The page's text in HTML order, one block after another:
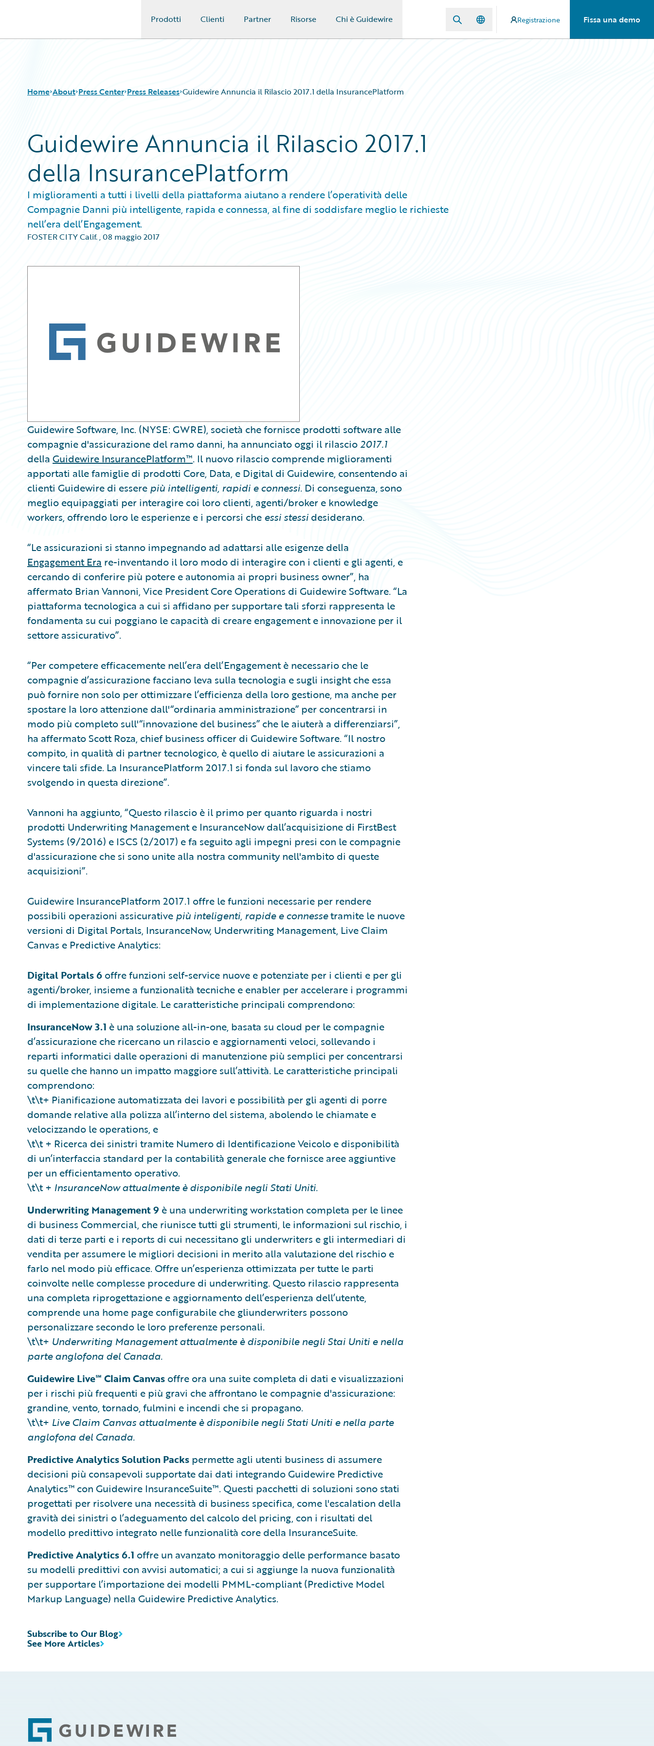
Prodotti Clienti Partner Risorse Chi è Guidewire Registrazione Fissa una demo
Home About Press Center Press Releases Guidewire Annuncia il Rilascio 2017.1 della InsurancePlatform
Guidewire Annuncia il Rilascio 2017.1
della InsurancePlatform
I miglioramenti a tutti i livelli della piattaforma aiutano a rendere l’operatività delle
Compagnie Danni più intelligente, rapida e connessa, al fine di soddisfare meglio le richieste
nell’era dell’Engagement.
FOSTER CITY Calif.,08 maggio 2017
Guidewire Software, Inc. (NYSE: GWRE), società che fornisce prodotti software alle
compagnie d'assicurazione del ramo danni, ha annunciato oggi il rilascio2017.1
della Guidewire InsurancePlatform™. Il nuovo rilascio comprende miglioramenti
apportati alle famiglie di prodotti Core, Data, e Digital di Guidewire, consentendo ai
clienti Guidewire di essere più intelligenti, rapidi e connessi. Di conseguenza, sono
meglio equipaggiati per interagire coi loro clienti, agenti/broker e knowledge
workers, offrendo loro le esperienze e i percorsi che essi stessi desiderano.
“Le assicurazioni si stanno impegnando ad adattarsi alle esigenze della
Engagement Era re-inventando il loro modo di interagire con i clienti e gli agenti, e
cercando di conferire più potere e autonomia ai propri business owner”, ha
affermato Brian Vannoni, Vice President Core Operations di Guidewire Software. “La
piattaforma tecnologica a cui si affidano per supportare tali sforzi rappresenta le
fondamenta su cui poggiano le capacità di creare engagement e innovazione per il
settore assicurativo”.
“Per competere efficacemente nell’era dell’Engagement è necessario che le
compagnie d’assicurazione facciano leva sulla tecnologia e sugli insight che essa
può fornire non solo per ottimizzare l’efficienza della loro gestione, ma anche per
spostare la loro attenzione dall'“ordinaria amministrazione” per concentrarsi in
modo più completo sull'“innovazione del business” che le aiuterà a differenziarsi”,
ha affermato Scott Roza, chief business officer di Guidewire Software. “Il nostro
compito, in qualità di partner tecnologico, è quello di aiutare le assicurazioni a
vincere tali sfide. La InsurancePlatform 2017.1 si fonda sul lavoro che stiamo
svolgendo in questa direzione”.
Vannoni ha aggiunto, “Questo rilascio è il primo per quanto riguarda i nostri
prodotti Underwriting Management e InsuranceNow dall’acquisizione di FirstBest
Systems (9/2016) e ISCS (2/2017) e fa seguito agli impegni presi con le compagnie
d'assicurazione che si sono unite alla nostra community nell'ambito di queste
acquisizioni”.
Guidewire InsurancePlatform 2017.1 offre le funzioni necessarie per rendere
possibili operazioni assicurative più inteligenti, rapide e connessetramite le nuove
versioni di Digital Portals, InsuranceNow, Underwriting Management, Live Claim
Canvas e Predictive Analytics:
Digital Portals 6 offre funzioni self-service nuove e potenziate per i clienti e per gli
agenti/broker, insieme a funzionalità tecniche e enabler per accelerare i programmi
di implementazione digitale. Le caratteristiche principali comprendono:
InsuranceNow 3.1 è una soluzione all-in-one, basata su cloud per le compagnie
d’assicurazione che ricercano un rilascio e aggiornamenti veloci, sollevando i
reparti informatici dalle operazioni di manutenzione più semplici per concentrarsi
su quelle che hanno un impatto maggiore sull’attività. Le caratteristiche principali
comprendono:
\t\t+ Pianificazione automatizzata dei lavori e possibilità per gli agenti di porre
domande relative alla polizza all’interno del sistema, abolendo le chiamate e
velocizzando le operations, e
\t\t + Ricerca dei sinistri tramite Numero di Identificazione Veicolo e disponibilità
di un’interfaccia standard per la contabilità generale che fornisce aree aggiuntive
per un efficientamento operativo.
\t\t + InsuranceNow attualmente è disponibile negli Stati Uniti.
Underwriting Management 9 è una underwriting workstation completa per le linee
di business Commercial, che riunisce tutti gli strumenti, le informazioni sul rischio, i
dati di terze parti e i reports di cui necessitano gli underwriters e gli intermediari di
vendita per assumere le migliori decisioni in merito alla valutazione del rischio e
farlo nel modo più efficace. Offre un’esperienza ottimizzata per tutte le parti
coinvolte nelle complesse procedure di underwriting. Questo rilascio rappresenta
una completa riprogettazione e aggiornamento dell’esperienza dell’utente,
comprende una home page configurabile che gliunderwriters possono
personalizzare secondo le loro preferenze personali.
\t\t+ Underwriting Management attualmente è disponibile negli Stai Uniti e nella
parte anglofona del Canada.
Guidewire Live℠ Claim Canvas offre ora una suite completa di dati e visualizzazioni
per i rischi più frequenti e più gravi che affrontano le compagnie d'assicurazione:
grandine, vento, tornado, fulmini e incendi che si propagano.
\t\t+ Live Claim Canvas attualmente è disponibile negli Stati Uniti e nella parte
anglofona del Canada.
Predictive Analytics Solution Packs permette agli utenti business di assumere
decisioni più consapevoli supportate dai dati integrando Guidewire Predictive
Analytics™ con Guidewire InsuranceSuite™. Questi pacchetti di soluzioni sono stati
progettati per risolvere una necessità di business specifica, come l'escalation della
gravità dei sinistri o l’adeguamento del calcolo del pricing, con i risultati del
modello predittivo integrato nelle funzionalità core della InsuranceSuite.
Predictive Analytics 6.1 offre un avanzato monitoraggio delle performance basato
su modelli predittivi con avvisi automatici; a cui si aggiunge la nuova funzionalità
per supportare l’importazione dei modelli PMML-compliant (Predictive Model
Markup Language) nella Guidewire Predictive Analytics.
See More Articles
Subscribe to Our Blog
Footer